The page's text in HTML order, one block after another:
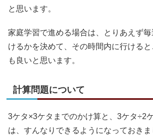
と思います。
家庭学習で進める場合は、とりあえず
けるかを決めて、その時間内に行ける
も良いと思います。
計算問題について
3ケタ×3ケタまでのかけ算と、3ケタ÷2
は、すんなりできるようになっておきま